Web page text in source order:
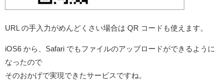
URL の手入力がめんどくさい場合は QR コードも使えます。
iOS6 から、Safari でもファイルのアップロードができるように
なったので
そのおかげで実現できたサービスですね。